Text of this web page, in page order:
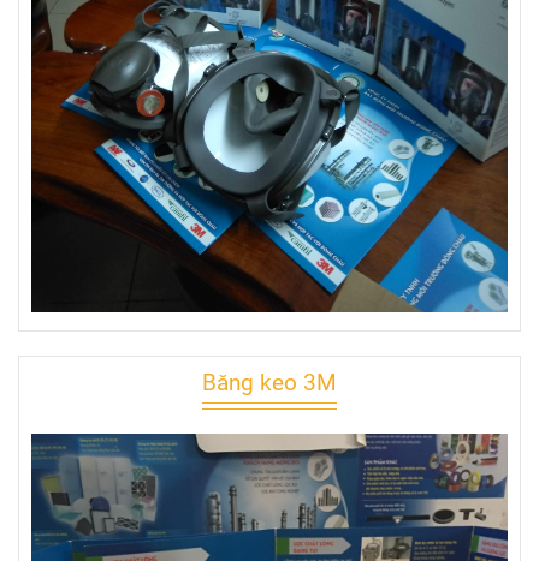
Băng keo 3M